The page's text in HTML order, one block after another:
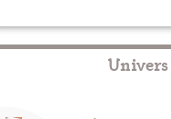
Univers